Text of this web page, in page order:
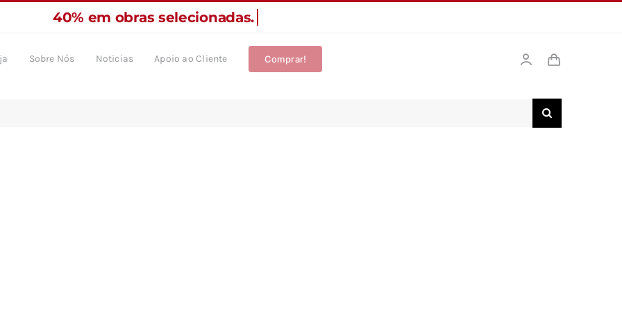
Sobre Nós Noticias Apoio ao Cliente Comprar!